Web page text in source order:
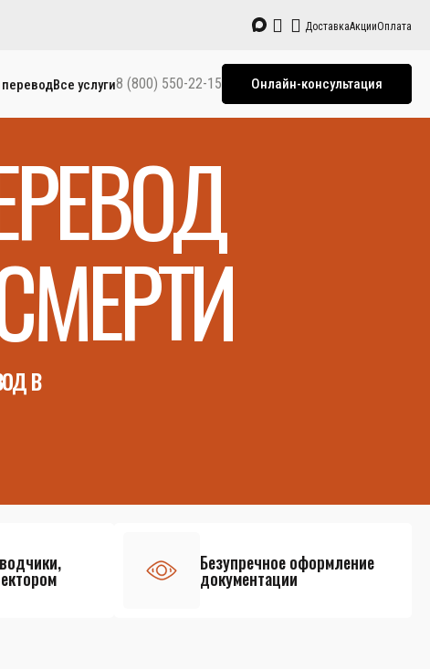
ДоставкаАкцииОплата
Все услуги8 (800) 550-22-15 Онлайн-консультация
в
Безупречное оформление
документации